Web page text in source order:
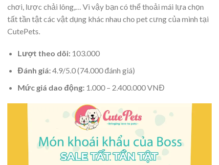
chơi, lược chải lông,… Vì vậy bạn có thể thoải mái lựa chọn
tất tần tật các vật dụng khác nhau cho pet cưng của mình tại
CutePets.
Lượt theo dõi:103.000
Đánh giá:4.9/5.0 (74.000 đánh giá)
Mức giá dao động:1.000 – 2.400.000 VNĐ